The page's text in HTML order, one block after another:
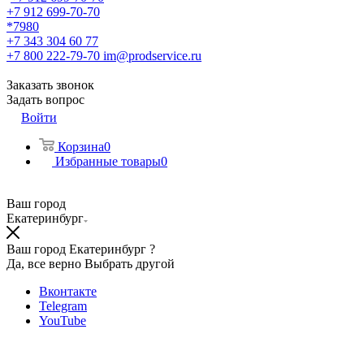
+7 912 699-70-70
*7980
+7 343 304 60 77
+7 800 222-79-70 im@prodservice.ru
Заказать звонок
Задать вопрос
Войти
Корзина0
Избранные товары0
Ваш город
Екатеринбург
Ваш город Екатеринбург ?
Да, все верно Выбрать другой
Вконтакте
Telegram
YouTube